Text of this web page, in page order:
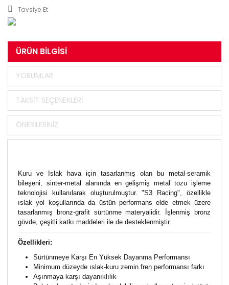
Tavsiye Et
ÜRÜN BILGISI
YORUMLAR
TAKSIT SEÇENEKLERI
ÖNERILERINIZ
Kuru ve Islak hava için tasarlanmış olan bu metal-seramik
bileşeni, sinter-metal alanında en gelişmiş metal tozu işleme
teknolojisi kullanılarak oluşturulmuştur. "S3 Racing", özellikle
ıslak yol koşullarında da üstün performans elde etmek üzere
tasarlanmış bronz-grafit sürtünme materyalidir. İşlenmiş bronz
gövde, çeşitli katkı maddeleri ile de desteklenmiştir.
Özellikleri:
Sürtünmeye Karşı En Yüksek Dayanma Performansı
Minimum düzeyde ıslak-kuru zemin fren performansı farkı
Aşınmaya karşı dayanıklılık